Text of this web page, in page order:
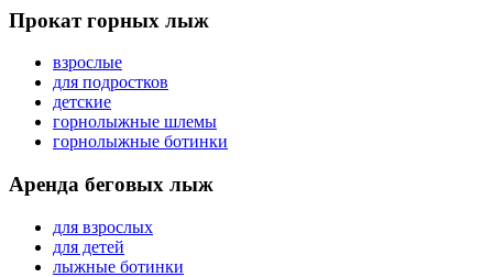
Прокат горных лыж
взрослые
для подростков
детские
горнолыжные шлемы
горнолыжные ботинки
Аренда беговых лыж
для взрослых
для детей
лыжные ботинки